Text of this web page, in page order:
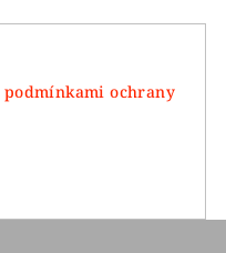
podmínkami ochrany